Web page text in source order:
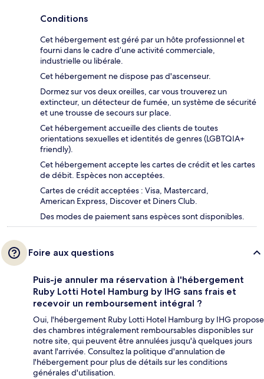
Conditions
Cet hébergement est géré par un hôte professionnel et
fourni dans le cadre d’une activité commerciale,
industrielle ou libérale.
Cet hébergement ne dispose pas d'ascenseur.
Dormez sur vos deux oreilles, car vous trouverez un
extincteur, un détecteur de fumée, un système de sécurité
et une trousse de secours sur place.
Cet hébergement accueille des clients de toutes
orientations sexuelles et identités de genres (LGBTQIA+
friendly).
Cet hébergement accepte les cartes de crédit et les cartes
de débit. Espèces non acceptées.
Cartes de crédit acceptées : Visa, Mastercard,
American Express, Discover et Diners Club.
Des modes de paiement sans espèces sont disponibles.
Foire aux questions
Puis-je annuler ma réservation à l'hébergement
Ruby Lotti Hotel Hamburg by IHG sans frais et
recevoir un remboursement intégral ?
Oui, l'hébergement Ruby Lotti Hotel Hamburg by IHG propose
des chambres intégralement remboursables disponibles sur
notre site, qui peuvent être annulées jusqu'à quelques jours
avant l'arrivée. Consultez la politique d'annulation de
l'hébergement pour plus de détails sur les conditions
générales d'utilisation.